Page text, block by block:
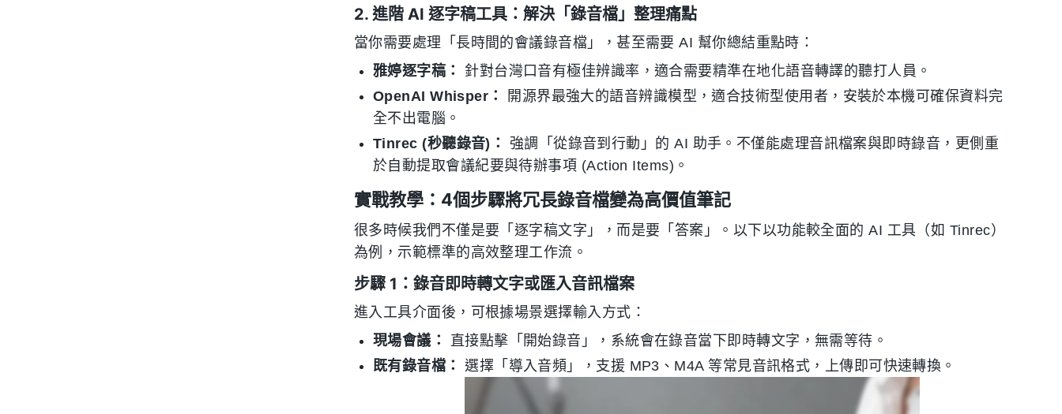
2. 進階 AI 逐字稿工具：解決「錄音檔」整理痛點
當你需要處理「長時間的會議錄音檔」，甚至需要 AI 幫你總結重點時：
雅婷逐字稿：
針對台灣口音有極佳辨識率，適合需要精準在地化語音轉譯的聽打人員。
OpenAI Whisper：
開源界最強大的語音辨識模型，適合技術型使用者，安裝於本機可確保資料完
全不出電腦。
Tinrec (秒聽錄音)：
強調「從錄音到行動」的 AI 助手。不僅能處理音訊檔案與即時錄音，更側重
於自動提取會議紀要與待辦事項 (Action Items)。
實戰教學：4個步驟將冗長錄音檔變為高價值筆記
很多時候我們不僅是要「逐字稿文字」，而是要「答案」。以下以功能較全面的 AI 工具（如 Tinrec）
為例，示範標準的高效整理工作流。
步驟 1：錄音即時轉文字或匯入音訊檔案
進入工具介面後，可根據場景選擇輸入方式：
現場會議：
直接點擊「開始錄音」，系統會在錄音當下即時轉文字，無需等待。
既有錄音檔：
選擇「導入音頻」，支援 MP3、M4A 等常見音訊格式，上傳即可快速轉換。